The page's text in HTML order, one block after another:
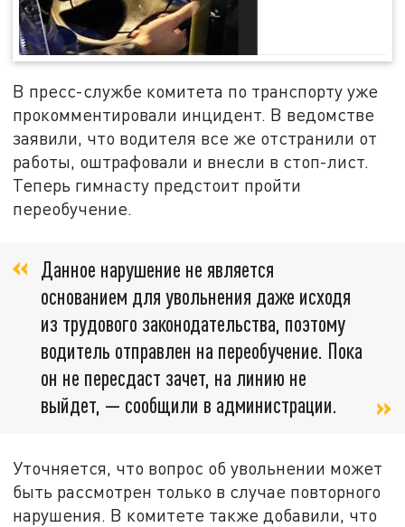
В пресс-службе комитета по транспорту уже
прокомментировали инцидент. В ведомстве
заявили, что водителя все же отстранили от
работы, оштрафовали и внесли в стоп-лист.
Теперь гимнасту предстоит пройти
переобучение.
Данное нарушение не является
основанием для увольнения даже исходя
из трудового законодательства, поэтому
водитель отправлен на переобучение. Пока
он не пересдаст зачет, на линию не
выйдет, — сообщили в администрации.
Уточняется, что вопрос об увольнении может
быть рассмотрен только в случае повторного
нарушения. В комитете также добавили, что